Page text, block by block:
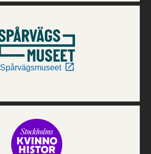
Spårvägsmuseet